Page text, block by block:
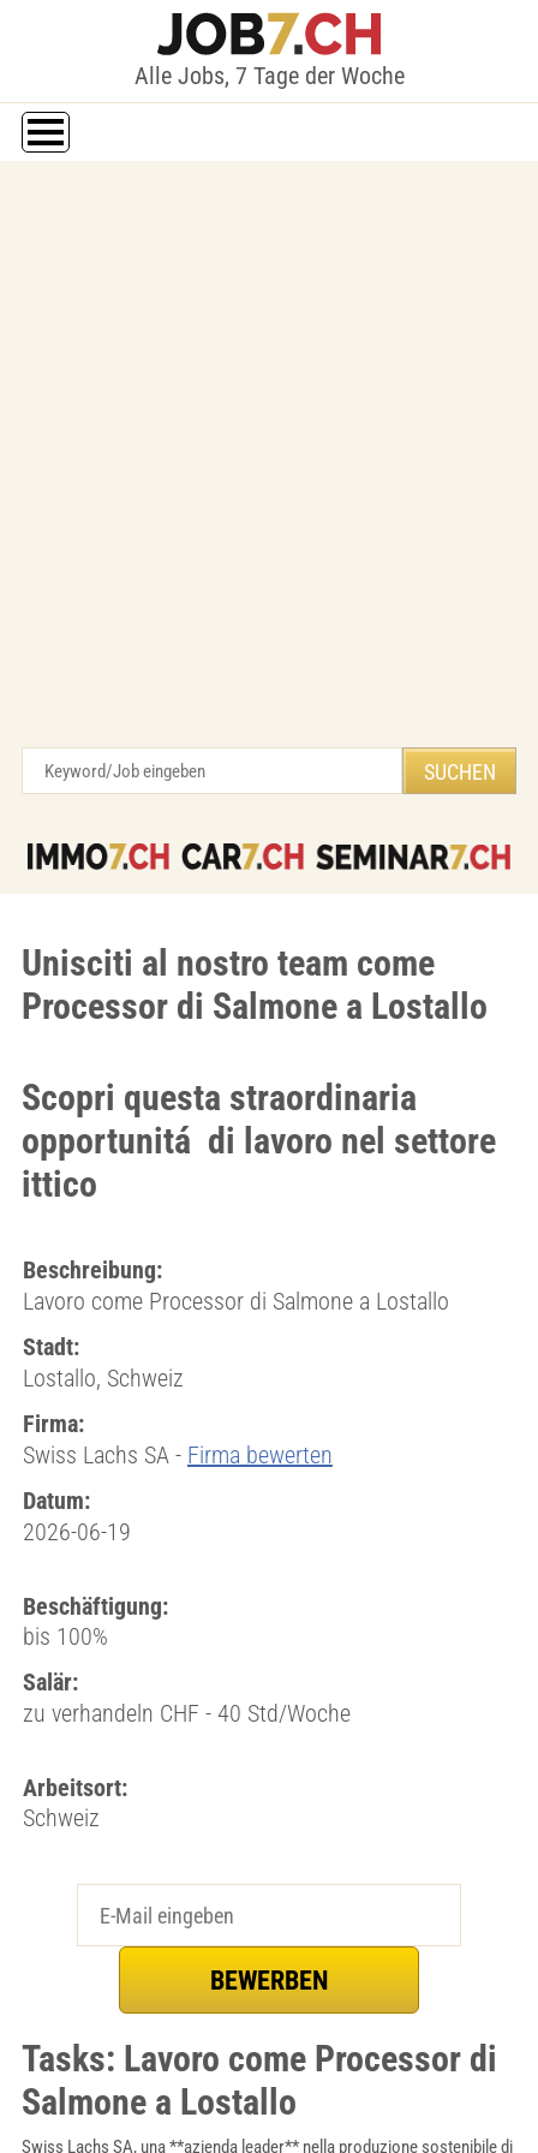
Alle Jobs, 7 Tage der Woche
Unisciti al nostro team come
Processor di Salmone a Lostallo
Scopri questa straordinaria
opportunitá di lavoro nel settore
ittico
Beschreibung:
Lavoro come Processor di Salmone a Lostallo
Stadt:
Lostallo, Schweiz
Firma:
Swiss Lachs SA - Firma bewerten
Datum:
2026-06-19
Beschäftigung:
bis 100%
Salär:
zu verhandeln CHF - 40 Std/Woche
Arbeitsort:
Schweiz
Tasks: Lavoro come Processor di
Salmone a Lostallo
Swiss Lachs SA, una **azienda leader** nella produzione sostenibile di